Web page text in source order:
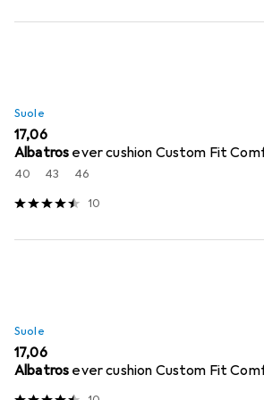
Suole
EUR
17,06
Albatros ever cushion Custom Fit
40 43 46
10
Suole
EUR
17,06
Albatros ever cushion Custom Fit